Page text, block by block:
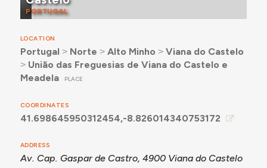
PORTUGAL
LOCATION
Portugal ˃ Norte ˃ Alto Minho ˃ Viana do Castelo
˃ União das Freguesias de Viana do Castelo e
Meadela
PLACE
COORDINATES
41.698645950312454,-8.826014340753172
ADDRESS
Av. Cap. Gaspar de Castro, 4900 Viana do Castelo